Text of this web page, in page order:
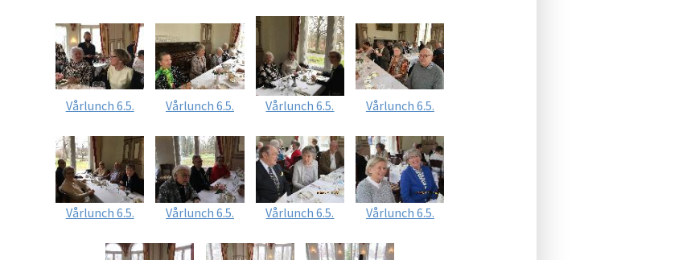
Vårlunch 6.5. Vårlunch 6.5. Vårlunch 6.5. Vårlunch 6.5.
Vårlunch 6.5. Vårlunch 6.5. Vårlunch 6.5. Vårlunch 6.5.